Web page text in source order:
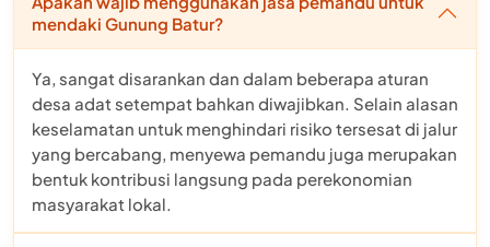
mendaki Gunung Batur?
Ya, sangat disarankan dan dalam beberapa aturan
desa adat setempat bahkan diwajibkan. Selain alasan
keselamatan untuk menghindari risiko tersesat di jalur
yang bercabang, menyewa pemandu juga merupakan
bentuk kontribusi langsung pada perekonomian
masyarakat lokal.